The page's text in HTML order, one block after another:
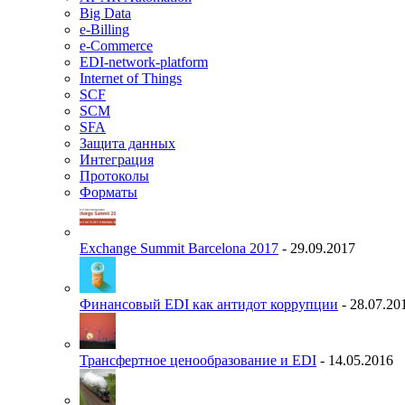
Big Data
e-Billing
e-Commerce
EDI-network-platform
Internet of Things
SCF
SCM
SFA
Защита данных
Интеграция
Протоколы
Форматы
Exchange Summit Barcelona 2017 - 29.09.2017
Финансовый EDI как антидот коррупции -
Трансфертное ценообразование и EDI - 14.05.2016